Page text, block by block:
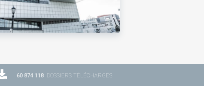
60 874 118 DOSSIERS TÉLÉCHARGÉS